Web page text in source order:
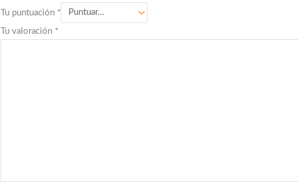
Tu puntuación *
Tu valoración *